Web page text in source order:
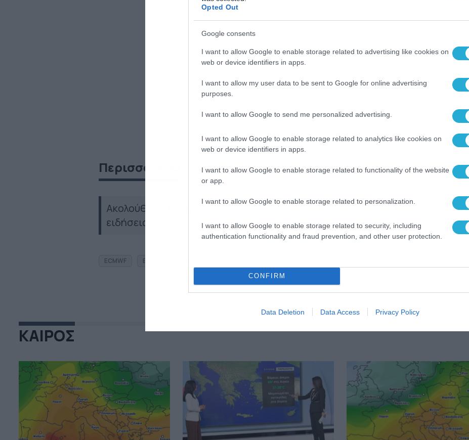
Opted Out
Google consents
I want to allow Google to enable storage related to advertising like cookies on
web or device identifiers in apps.
I want to allow my user data to be sent to Google for online advertising
purposes.
I want to allow Google to send me personalized advertising.
I want to allow Google to enable storage related to analytics like cookies on
web or device identifiers in apps.
I want to allow Google to enable storage related to functionality of the website
or app.
I want to allow Google to enable storage related to personalization.
I want to allow Google to enable storage related to security, including
authentication functionality and fraud prevention, and other user protection.
CONFIRM
Data Deletion Data Access Privacy Policy
Περισσότερα
Ακολούθησε το dokari.gr στοGoogle Newsγια όλες τις τελευταίες
ειδήσεις
ECMWF ΕΙΔΗΣΕΙΣ
ΚΑΙΡΟΣ